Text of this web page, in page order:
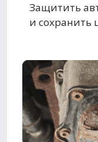
Защитить
и сохранить